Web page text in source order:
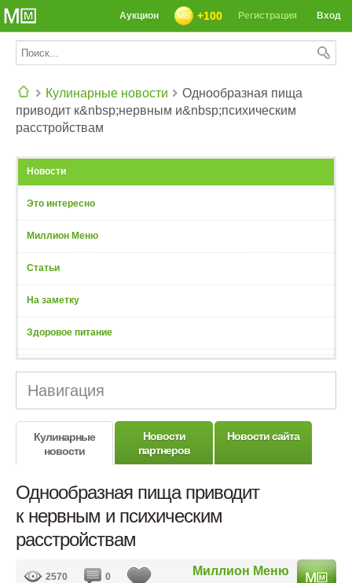
Вход
Регистрация
+100
Аукцион
Кулинарные новости
Однообразная пища
приводит к&nbsp;нервным и&nbsp;психическим
расстройствам
Новости
Это интересно
Миллион Меню
Статьи
На заметку
Здоровое питание
Навигация
Кулинарные
новости
Новости
партнеров
Новости сайта
Однообразная пища приводит
к нервным и психическим
расстройствам
Миллион Меню
2570 0